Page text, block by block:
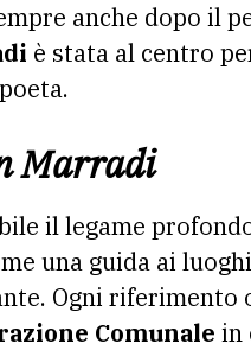
anche dopo il
è stata al centro
Marradi
il legame
una guida ai
Ogni riferimento
Comunale in